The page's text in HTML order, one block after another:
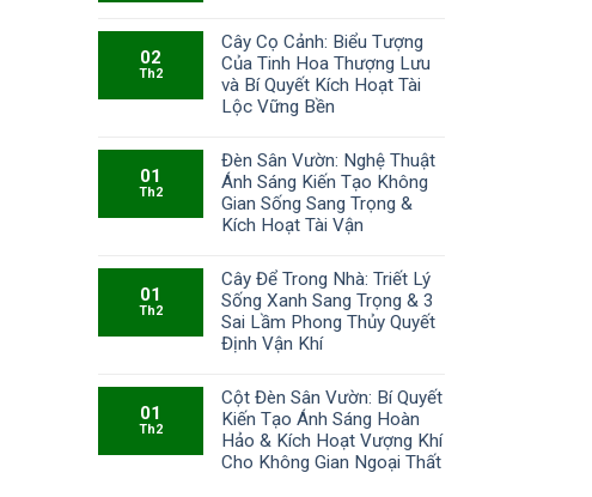
02
Th2
Cây Cọ Cảnh: Biểu Tượng
Của Tinh Hoa Thượng Lưu
và Bí Quyết Kích Hoạt Tài
Lộc Vững Bền
01
Th2
Đèn Sân Vườn: Nghệ Thuật
Ánh Sáng Kiến Tạo Không
Gian Sống Sang Trọng &
Kích Hoạt Tài Vận
01
Th2
Cây Để Trong Nhà: Triết Lý
Sống Xanh Sang Trọng & 3
Sai Lầm Phong Thủy Quyết
Định Vận Khí
01
Th2
Cột Đèn Sân Vườn: Bí Quyết
Kiến Tạo Ánh Sáng Hoàn
Hảo & Kích Hoạt Vượng Khí
Cho Không Gian Ngoại Thất